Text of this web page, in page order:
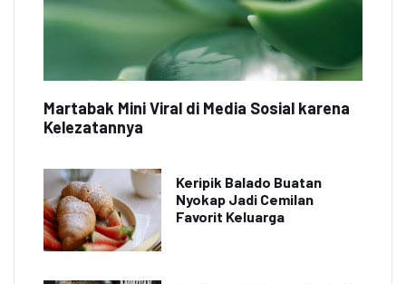
Martabak Mini Viral di Media Sosial karena
Kelezatannya
Keripik Balado Buatan
Nyokap Jadi Cemilan
Favorit Keluarga